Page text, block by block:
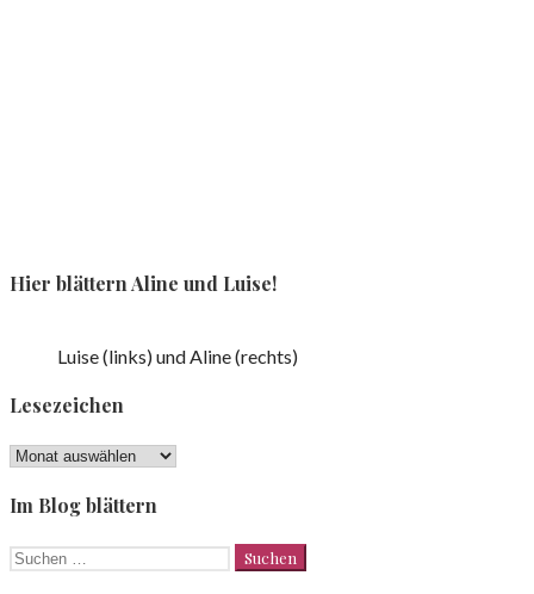
Hier blättern Aline und Luise!
Luise (links) und Aline (rechts)
Lesezeichen
Lesezeichen
Im Blog blättern
Suchen
nach: